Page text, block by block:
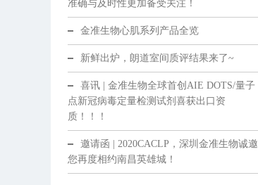
准确与及时性更加备受关注！
金准生物心肌系列产品全览
新鲜出炉，朗道室间质评结果来了~
喜讯 | 金准生物全球首创AIE DOTS/量子
点新冠病毒定量检测试剂喜获出口资
质！！！
邀请函 | 2020CACLP，深圳金准生物诚邀
您再度相约南昌英雄城！